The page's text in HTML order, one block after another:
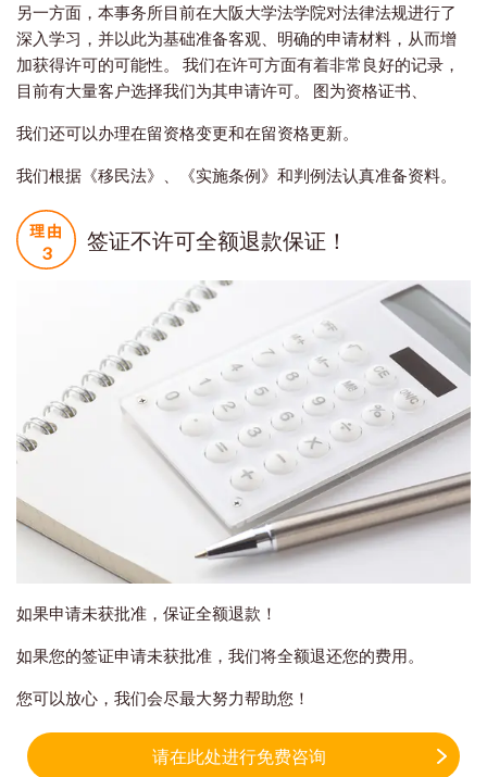
另一方面，本事务所目前在大阪大学法学院对法律法规进行了
深入学习，并以此为基础准备客观、明确的申请材料，从而增
加获得许可的可能性。 我们在许可方面有着非常良好的记录，
目前有大量客户选择我们为其申请许可。 图为资格证书、
我们还可以办理在留资格变更和在留资格更新。
我们根据《移民法》、《实施条例》和判例法认真准备资料。
签证不许可全额退款保证！
如果申请未获批准，保证全额退款！
如果您的签证申请未获批准，我们将全额退还您的费用。
您可以放心，我们会尽最大努力帮助您！
请在此处进行免费咨询